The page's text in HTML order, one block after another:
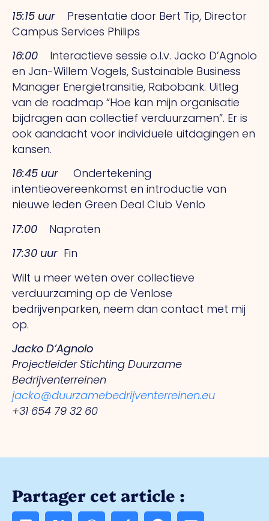
15:15 uur Presentatie door Bert Tip, Director
Campus Services Philips
16:00 Interactieve sessie o.l.v. Jacko D’Agnolo
en Jan-Willem Vogels, Sustainable Business
Manager Energietransitie, Rabobank. Uitleg
van de roadmap “Hoe kan mijn organisatie
bijdragen aan collectief verduurzamen”. Er is
ook aandacht voor individuele uitdagingen en
kansen.
16:45 uur
Ondertekening
intentieovereenkomst en introductie van
nieuwe leden Green Deal Club Venlo
17:00 Napraten
17:30 uur Fin
Wilt u meer weten over collectieve
verduurzaming op de Venlose
bedrijvenparken, neem dan contact met mij
op.
Jacko D’Agnolo
Projectleider Stichting Duurzame
Bedrijventerreinen
jacko@duurzamebedrijventerreinen.eu
+31 654 79 32 60
Partager cet article :